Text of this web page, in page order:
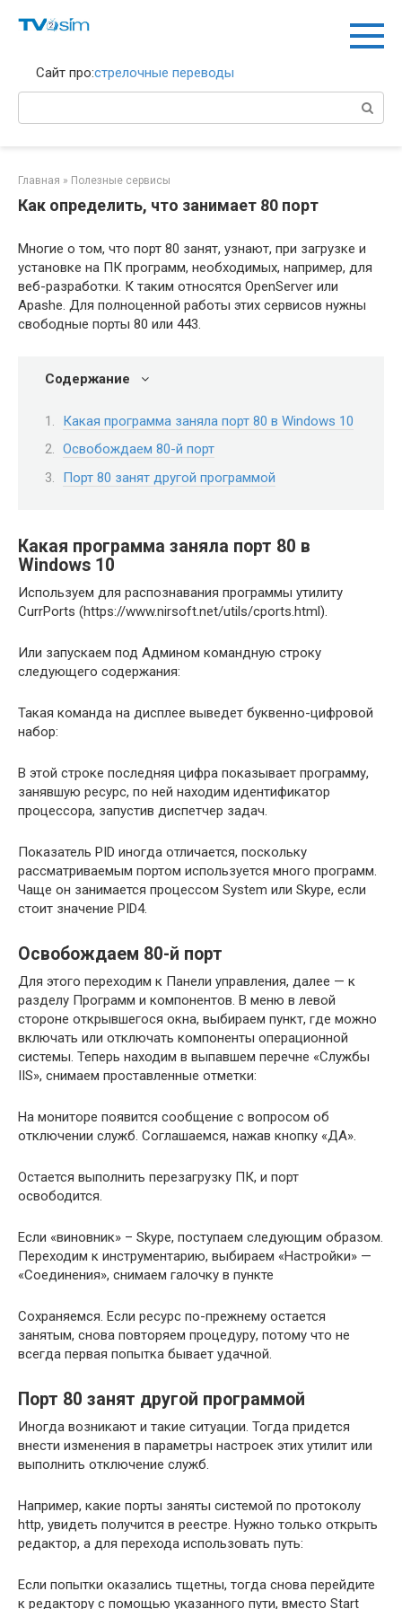
Сайт про:стрелочные переводы
Главная » Полезные сервисы
Как определить, что занимает 80 порт
Многие о том, что порт 80 занят, узнают, при загрузке и
установке на ПК программ, необходимых, например, для
веб-разработки. К таким относятся OpenServer или
Apashe. Для полноценной работы этих сервисов нужны
свободные порты 80 или 443.
Содержание
Какая программа заняла порт 80 в Windows 10
Освобождаем 80-й порт
Порт 80 занят другой программой
Какая программа заняла порт 80 в
Windows 10
Используем для распознавания программы утилиту
CurrPorts (https://www.nirsoft.net/utils/cports.html).
Или запускаем под Админом командную строку
следующего содержания:
Такая команда на дисплее выведет буквенно-цифровой
набор:
В этой строке последняя цифра показывает программу,
занявшую ресурс, по ней находим идентификатор
процессора, запустив диспетчер задач.
Показатель PID иногда отличается, поскольку
рассматриваемым портом используется много программ.
Чаще он занимается процессом System или Skype, если
стоит значение PID4.
Освобождаем 80-й порт
Для этого переходим к Панели управления, далее — к
разделу Программ и компонентов. В меню в левой
стороне открывшегося окна, выбираем пункт, где можно
включать или отключать компоненты операционной
системы. Теперь находим в выпавшем перечне «Службы
IIS», снимаем проставленные отметки:
На мониторе появится сообщение с вопросом об
отключении служб. Соглашаемся, нажав кнопку «ДА».
Остается выполнить перезагрузку ПК, и порт
освободится.
Если «виновник» – Skype, поступаем следующим образом.
Переходим к инструментарию, выбираем «Настройки» —
«Соединения», снимаем галочку в пункте
Сохраняемся. Если ресурс по-прежнему остается
занятым, снова повторяем процедуру, потому что не
всегда первая попытка бывает удачной.
Порт 80 занят другой программой
Иногда возникают и такие ситуации. Тогда придется
внести изменения в параметры настроек этих утилит или
выполнить отключение служб.
Например, какие порты заняты системой по протоколу
http, увидеть получится в реестре. Нужно только открыть
редактор, а для перехода использовать путь:
Если попытки оказались тщетны, тогда снова перейдите
к редактору с помощью указанного пути, вместо Start